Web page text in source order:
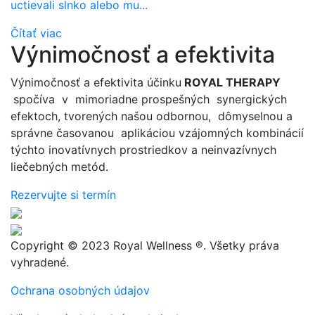
uctievali slnko alebo mu...
Čítať viac
Výnimočnosť a efektivita
Výnimočnosť a efektivita účinku ROYAL THERAPY
spočíva v mimoriadne prospešných synergických
efektoch, tvorených našou odbornou, dômyselnou a
správne časovanou aplikáciou vzájomných kombinácií
týchto inovatívnych prostriedkov a neinvazívnych
liečebných metód.
Rezervujte si termín
Copyright © 2023 Royal Wellness ®. Všetky práva
vyhradené.
Ochrana osobných údajov